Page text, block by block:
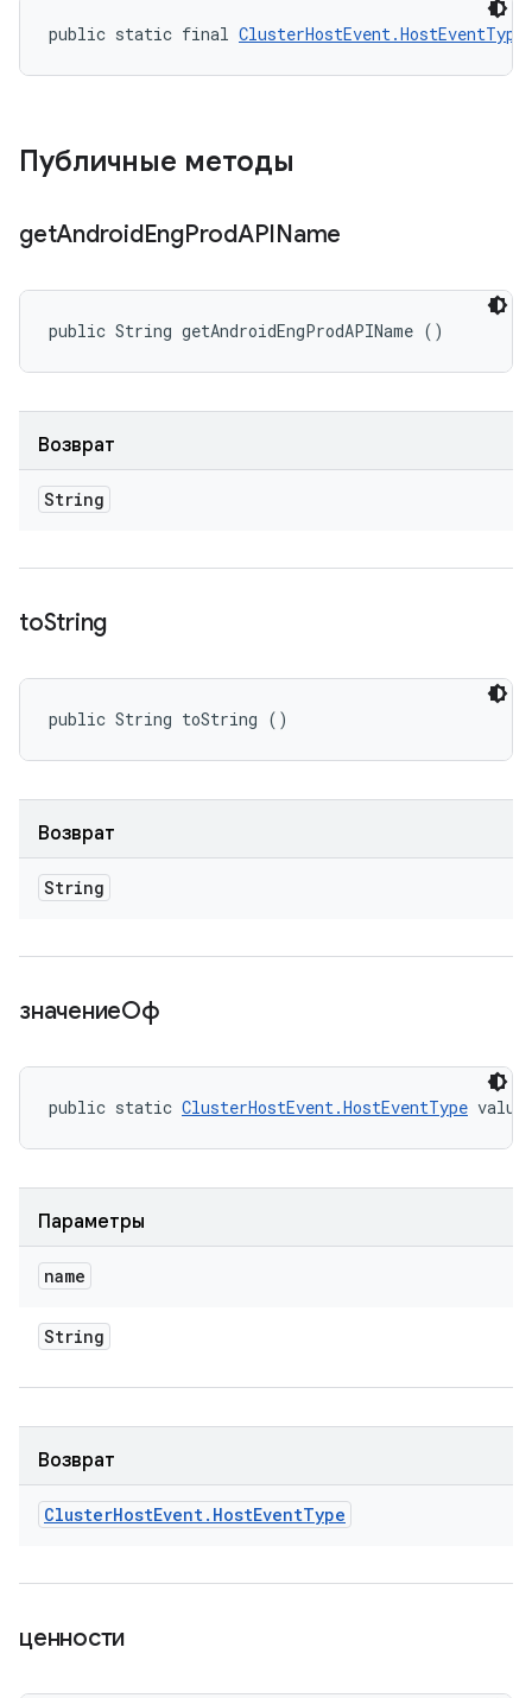
public static final ClusterHostEvent.HostEventType
Публичные методы
getAndroidEngProdAPIName
public String getAndroidEngProdAPIName ()
Возврат
String
toString
public String toString ()
Возврат
String
значениеОф
public static ClusterHostEvent.HostEventType
Параметры
name
String
Возврат
ClusterHostEvent. HostEventType
ценности